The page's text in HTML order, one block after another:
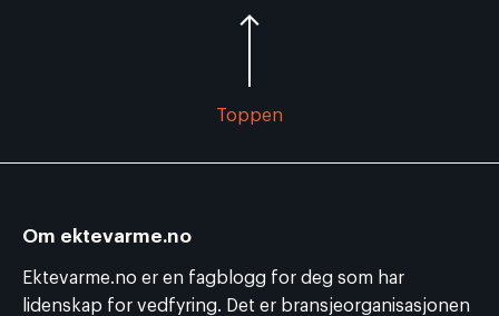
Toppen
Om ektevarme.no
Ektevarme.no er en fagblogg for deg som har
lidenskap for vedfyring. Det er bransjeorganisasjonen